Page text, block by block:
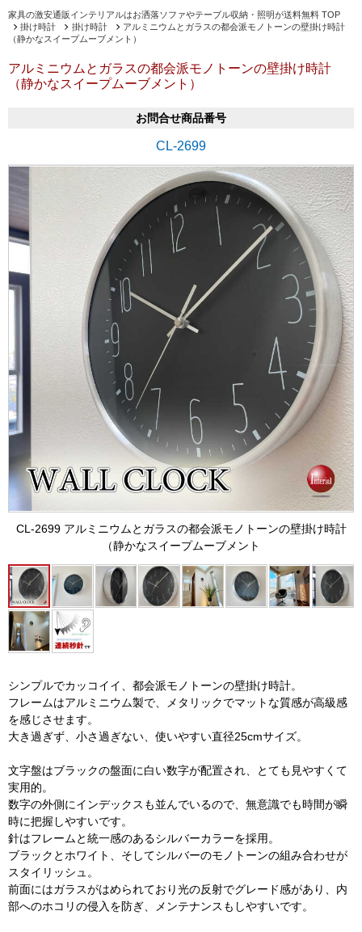
家具の激安通販インテリアルはお洒落ソファやテーブル収納・照明が送料無料 TOP
掛け時計
掛け時計
アルミニウムとガラスの都会派モノトーンの壁掛け時計
（静かなスイープムーブメント）
アルミニウムとガラスの都会派モノトーンの壁掛け時計
（静かなスイープムーブメント）
お問合せ商品番号
CL-2699
CL-2699 アルミニウムとガラスの都会派モノトーンの壁掛け時計
（静かなスイープムーブメント
シンプルでカッコイイ、都会派モノトーンの壁掛け時計。
フレームはアルミニウム製で、メタリックでマットな質感が高級感
を感じさせます。
大き過ぎず、小さ過ぎない、使いやすい直径25cmサイズ。
文字盤はブラックの盤面に白い数字が配置され、とても見やすくて
実用的。
数字の外側にインデックスも並んでいるので、無意識でも時間が瞬
時に把握しやすいです。
針はフレームと統一感のあるシルバーカラーを採用。
ブラックとホワイト、そしてシルバーのモノトーンの組み合わせが
スタイリッシュ。
前面にはガラスがはめられており光の反射でグレード感があり、内
部へのホコリの侵入を防ぎ、メンテナンスもしやすいです。